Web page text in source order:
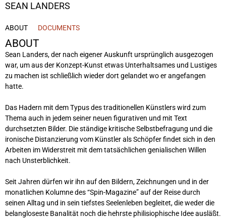
SEAN LANDERS
ABOUT DOCUMENTS
ABOUT
Sean Landers, der nach eigener Auskunft ursprünglich ausgezogen
war, um aus der Konzept-Kunst etwas Unterhaltsames und Lustiges
zu machen ist schließlich wieder dort gelandet wo er angefangen
hatte.
Das Hadern mit dem Typus des traditionellen Künstlers wird zum
Thema auch in jedem seiner neuen figurativen und mit Text
durchsetzten Bilder. Die ständige kritische Selbstbefragung und die
ironische Distanzierung vom Künstler als Schöpfer findet sich in den
Arbeiten im Widerstreit mit dem tatsächlichen genialischen Willen
nach Unsterblichkeit.
Seit Jahren dürfen wir ihn auf den Bildern, Zeichnungen und in der
monatlichen Kolumne des “Spin-Magazine” auf der Reise durch
seinen Alltag und in sein tiefstes Seelenleben begleitet, die weder die
belangloseste Banalität noch die hehrste philisiophische Idee ausläßt.